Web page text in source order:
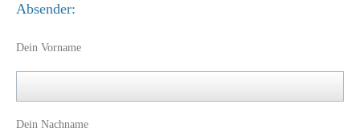
Absender:
Dein Vorname
Dein Nachname